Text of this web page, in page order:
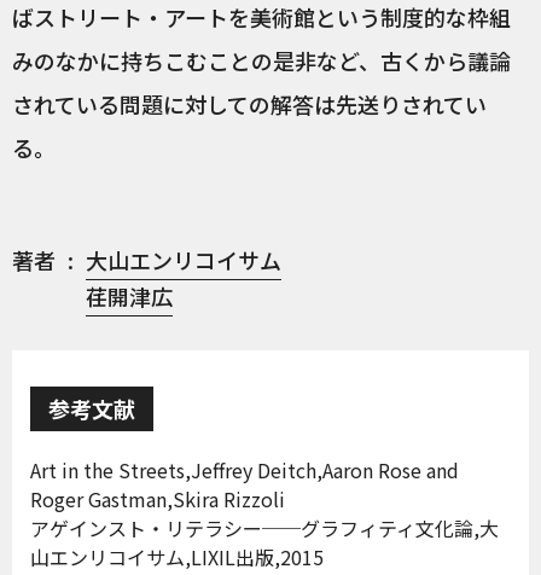
ばストリート・アートを美術館という制度的な枠組
みのなかに持ちこむことの是非など、古くから議論
されている問題に対しての解答は先送りされてい
る。
著者
大山エンリコイサム
荏開津広
参考文献
Art in the Streets,Jeffrey Deitch,Aaron Rose and
Roger Gastman,Skira Rizzoli
アゲインスト・リテラシー──グラフィティ文化論,大
山エンリコイサム,LIXIL出版,2015